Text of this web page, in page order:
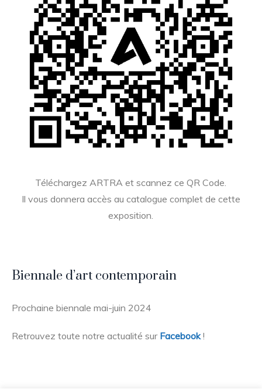
Téléchargez ARTRA et scannez ce QR Code.
Il vous donnera accès au catalogue complet de cette
exposition.
Biennale d’art contemporain
Prochaine biennale mai-juin 2024
Retrouvez toute notre actualité sur Facebook!